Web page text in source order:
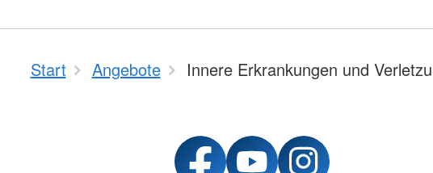
Start Angebote Innere Erkrankungen und